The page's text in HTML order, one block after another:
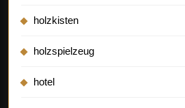
holzkisten
holzspielzeug
hotel